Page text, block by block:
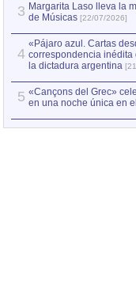
3 Margarita Laso lleva la
de Músicas [22/07/2026]
4
«Pájaro azul. Cartas
correspondencia inédita
la dictadura argentina
5 «Cançons del Grec»
en una noche única en